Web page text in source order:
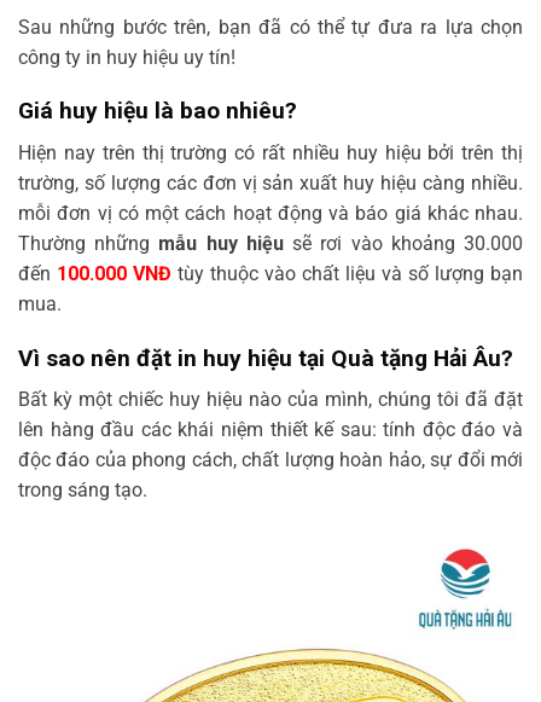
Sau những bước trên, bạn đã có thể tự đưa ra lựa chọn
công ty in huy hiệu uy tín!
Giá huy hiệu là bao nhiêu?
Hiện nay trên thị trường có rất nhiều huy hiệu bởi trên thị
trường, số lượng các đơn vị sản xuất huy hiệu càng nhiều.
mỗi đơn vị có một cách hoạt động và báo giá khác nhau.
Thường những mẫu huy hiệusẽ rơi vào khoảng 30.000
đến 100.000 VNĐ tùy thuộc vào chất liệu và số lượng bạn
mua.
Vì sao nên đặt in huy hiệu tại Quà tặng Hải Âu?
Bất kỳ một chiếc huy hiệu nào của mình, chúng tôi đã đặt
lên hàng đầu các khái niệm thiết kế sau: tính độc đáo và
độc đáo của phong cách, chất lượng hoàn hảo, sự đổi mới
trong sáng tạo.